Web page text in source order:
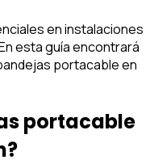
en instalaciones
esta guía encontrará
portacable en
portacable